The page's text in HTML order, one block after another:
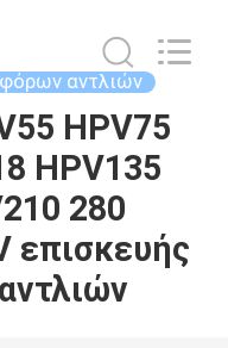
αντλιών
HPV75
HPV135
280
επισκευής